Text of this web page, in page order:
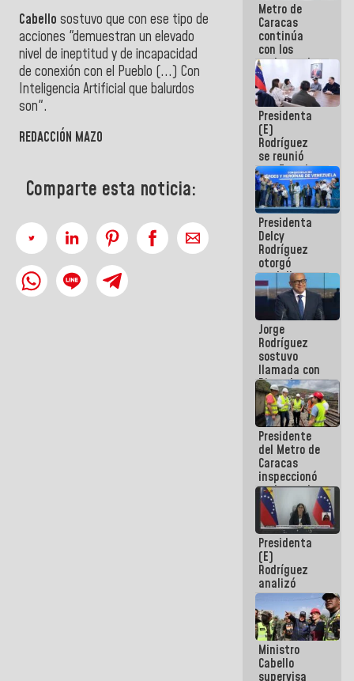
Cabello sostuvo que con ese tipo de
acciones "demuestran un elevado
nivel de ineptitud y de incapacidad
de conexión con el Pueblo (...) Con
Inteligencia Artificial que balurdos
son".
REDACCIÓN MAZO
Comparte esta noticia:
Metro de
Caracas
continúa
con los
trabajos de
mantenimiento
e inspección
en la Línea 2
Presidenta
(E)
Rodríguez
se reunió
con Estado
Mayor
Eléctrico
para
abordar
planes de
acción
Presidenta
Delcy
Rodríguez
otorgó
medalla
"Héroe de
Venezuela"
a servidores
públicos
Jorge
Rodríguez
sostuvo
llamada con
Dinorah
Figuera y
acuerdan
primer
encuentro
presencial
para el
diálogo
Presidente
del Metro de
Caracas
inspeccionó
trabajos de
rehabilitación
y
modernización
de la vía
férrea
Presidenta
(E)
Rodríguez
analizó
junto a
gobernadores
planes de
recuperación
del Sistema
Eléctrico
Ministro
Cabello
supervisa